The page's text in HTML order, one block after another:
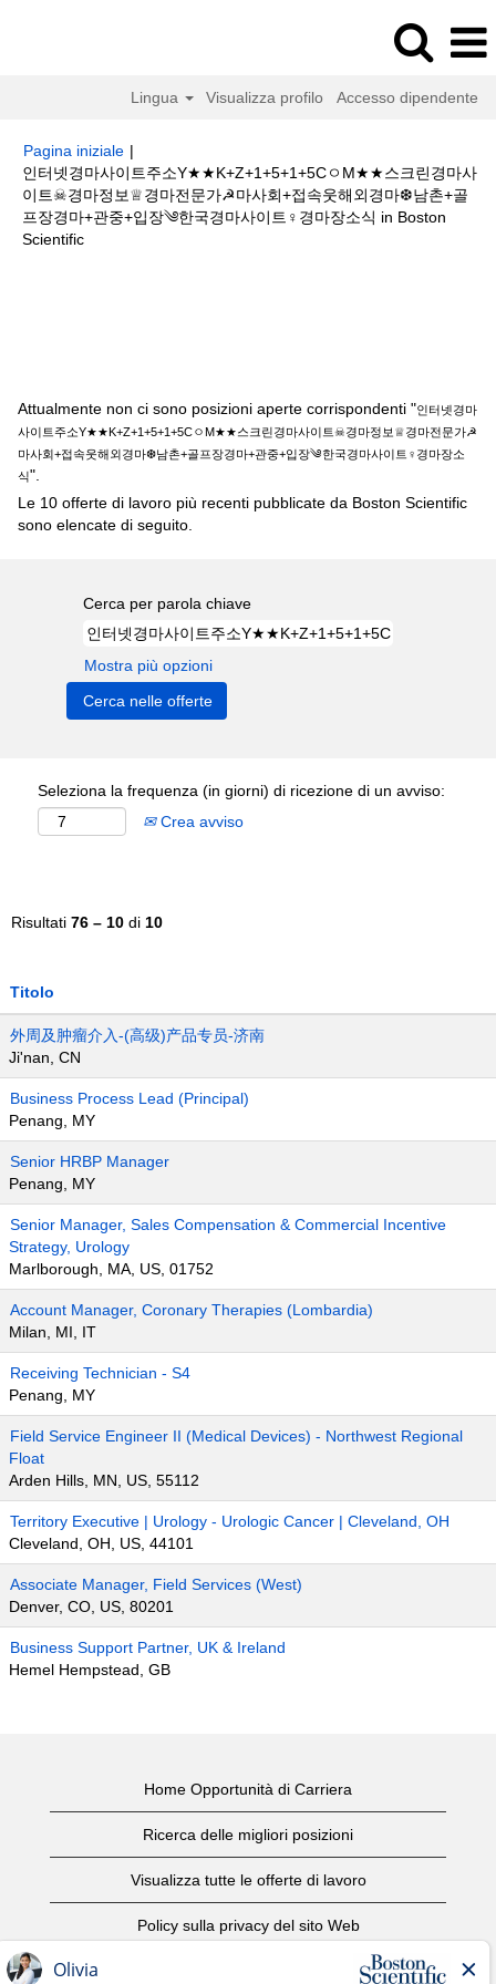
Lingua Visualizza profilo Accesso dipendente
Pagina iniziale |
인터넷경마사이트주소Y★★K+Z+1+5+1+5CㅇM★★스크린경마사
이트☠경마정보♕경마전문가☭마사회+접속웃해외경마❆남촌+골
프장경마+관중+입장༄한국경마사이트♀경마장소식 in Boston
Scientific(pagina
Attualmente non ci sono posizioni aperte corrispondenti "인터넷경마
사이트주소Y★★K+Z+1+5+1+5CㅇM★★스크린경마사이트☠경마정보♕경마전문가☭
마사회+접속웃해외경마❆남촌+골프장경마+관중+입장༄한국경마사이트♀경마장소
식".
Le 10 offerte di lavoro più recenti pubblicate da Boston Scientific
sono elencate di seguito.
Cerca per parola chiave
Mostra più opzioni
Seleziona la frequenza (in giorni) di ricezione di un avviso:
Crea avviso
Risultati 76 – 10 di 10
Titolo
外周及肿瘤介入-(高级)产品专员-济南
Ji'nan, CN
Business Process Lead (Principal)
Penang, MY
Senior HRBP Manager
Penang, MY
Senior Manager, Sales Compensation & Commercial Incentive
Strategy, Urology
Marlborough, MA, US, 01752
Account Manager, Coronary Therapies (Lombardia)
Milan, MI, IT
Receiving Technician - S4
Penang, MY
Field Service Engineer II (Medical Devices) - Northwest Regional
Float
Arden Hills, MN, US, 55112
Territory Executive | Urology - Urologic Cancer | Cleveland, OH
Cleveland, OH, US, 44101
Associate Manager, Field Services (West)
Denver, CO, US, 80201
Business Support Partner, UK & Ireland
Hemel Hempstead, GB
Home Opportunità di Carriera
Ricerca delle migliori posizioni
Visualizza tutte le offerte di lavoro
Policy sulla privacy del sito Web